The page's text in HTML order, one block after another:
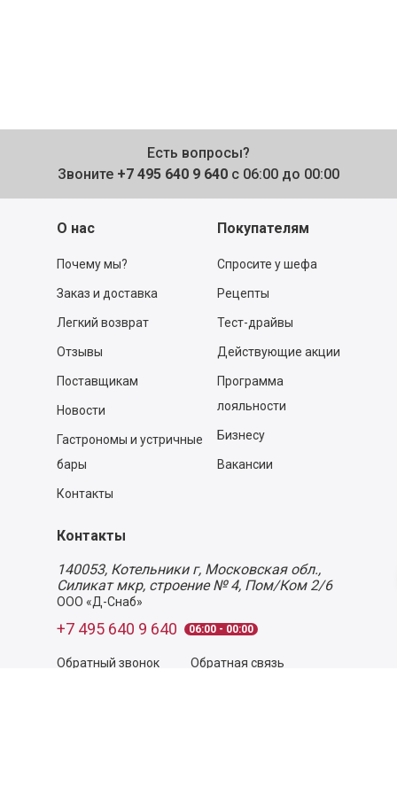
Есть вопросы?
Звоните +7 495 640 9 640 с 06:00 до 00:00
О нас
Почему мы?
Заказ и доставка
Легкий возврат
Отзывы
Поставщикам
Новости
Гастрономы и устричные
бары
Контакты
Покупателям
Спросите у шефа
Рецепты
Тест-драйвы
Действующие акции
Программа
лояльности
Бизнесу
Вакансии
Контакты
140053, Котельники г, Московская обл.,
Силикат мкр, строение № 4, Пом/Ком 2/6
ООО «Д-Снаб»
+7 495 640 9 640 06:00 - 00:00
Обратный звонок Обратная связь